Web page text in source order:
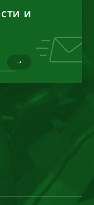
и